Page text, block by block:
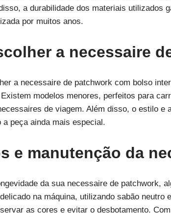
a durabilidade dos materiais utilizados
por muitos anos.
a necessaire
a necessaire de patchwork com bolso
modelos menores, perfeitos para
de viagem. Além disso, o estilo
a peça ainda mais especial.
e manutenção da
da sua necessaire de patchwork,
na máquina, utilizando sabão
as cores e evitar o desbotamento.